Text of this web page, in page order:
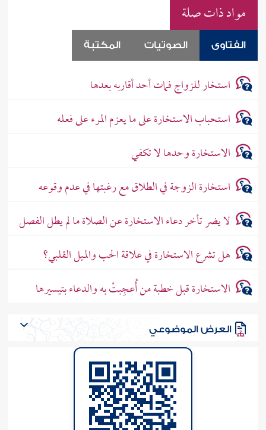
مواد ذات صلة
الفتاوى الصوتيات المكتبة
استخار للزواج فمات أحد أقاربه بعدها
استحباب الاستخارة على ما يعزم المرء على فعله
الاستخارة وحدها لا تكفي
استخارة الزوجة في الطلاق مع رغبتها في عدم وقوعه
لا يضر تأخر دعاء الاستخارة عن الصلاة ما لم يطل الفصل
هل تشرع الاستخارة في علاقة الحب والميل القلبي؟
الاستخارة قبل خطبة من أُعجِبتْ به والدعاء بتيسيرها
العرض الموضوعي